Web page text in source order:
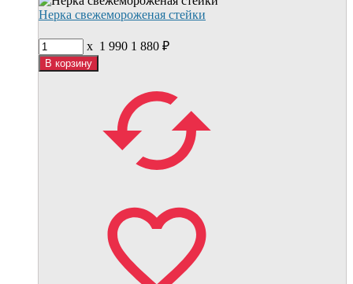
Нерка свежемороженая стейки
x 1 990 1 880 ₽